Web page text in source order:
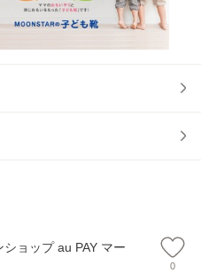
ョップ au PAY マー
0